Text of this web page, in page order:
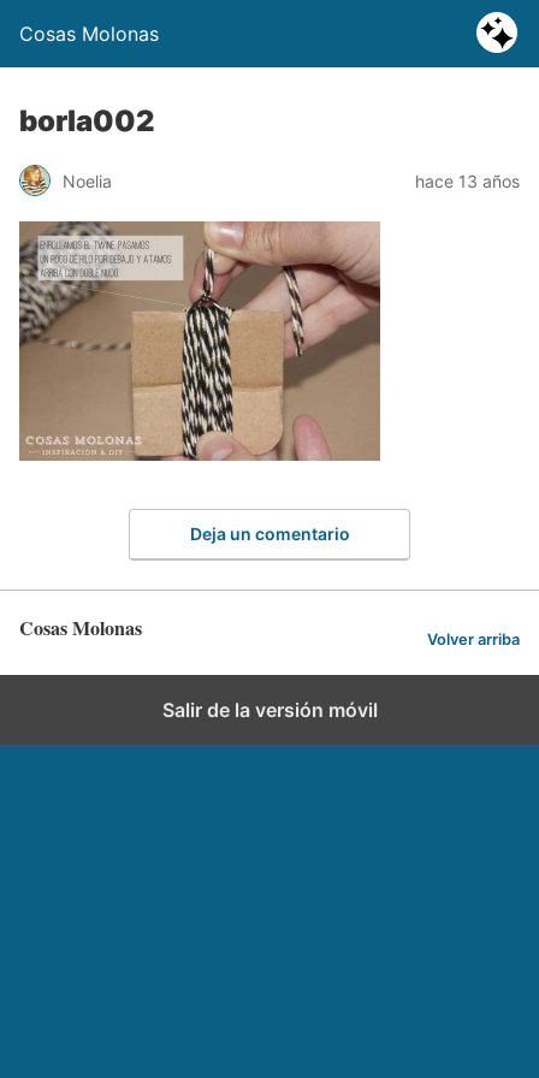
Cosas Molonas
borla002
Noelia hace 13 años
Deja un comentario
Cosas Molonas Volver arriba
Salir de la versión móvil